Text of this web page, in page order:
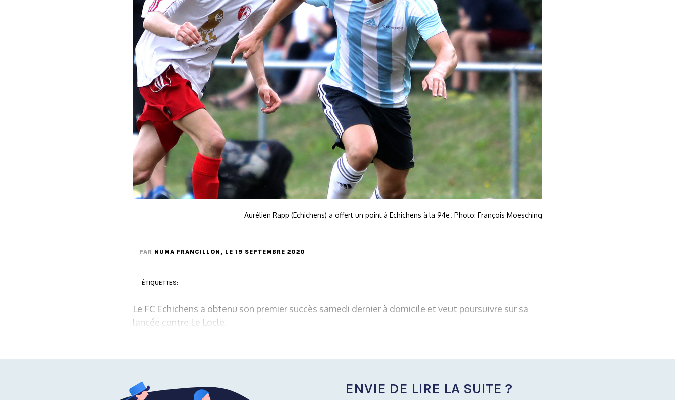
Aurélien Rapp (Echichens) a offert un point à Echichens à la 94e. Photo: François Moesching
PAR NUMA FRANCILLON , LE 19 SEPTEMBRE 2020
ÉTIQUETTES:
Le FC Echichens a obtenu son premier succès samedi dernier à domicile et veut poursuivre sur sa
lancée contre Le Locle.
ENVIE DE LIRE LA SUITE ?